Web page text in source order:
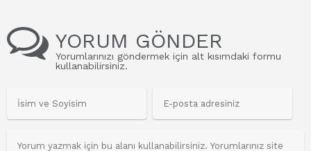
YORUM GÖNDER
Yorumlarınızı göndermek için alt kısımdaki formu
kullanabilirsiniz.